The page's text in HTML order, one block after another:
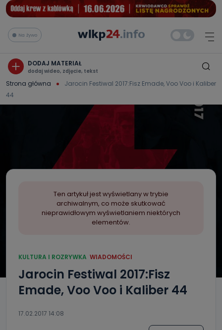
Na żywo
DODAJ MATERIAŁ
dodaj wideo, zdjęcie, tekst
Strona główna
Jarocin Festiwal 2017:Fisz Emade, Voo Voo i Kaliber
44
Ten artykuł jest wyświetlany w trybie
archiwalnym, co może skutkować
nieprawidłowym wyświetlaniem niektórych
elementów.
KULTURA I ROZRYWKA WIADOMOŚCI
Jarocin Festiwal 2017:Fisz
Emade, Voo Voo i Kaliber 44
17.02.2017 14:08